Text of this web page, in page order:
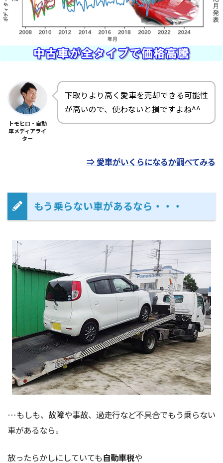
トモヒロ・自動
車メディアライ
ター
下取りより高く愛車を売却できる可能性
が高いので、使わないと損ですよね^^
⇒ 愛車がいくらになるか調べてみる
もう乗らない車があるなら・・・
…もしも、故障や事故、過走行など不具合でもう乗らない
車があるなら。
放ったらかしにしていても自動車税や